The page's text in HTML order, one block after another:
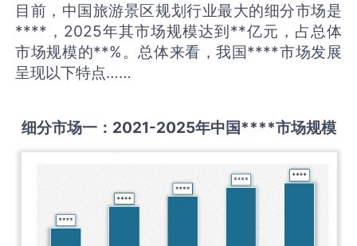
目前，中国旅游景区规划行业最大的细分市场是
****，2025年其市场规模达到**亿元，占总体
市场规模的**%。总体来看，我国****市场发展
呈现以下特点……
细分市场一： 2021-2025年中国****市场规模